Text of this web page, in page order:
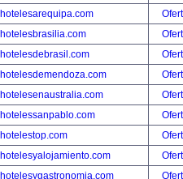
hotelesarequipa.com
hotelesbrasilia.com
hotelesdebrasil.com
hotelesdemendoza.com
hotelesenaustralia.com
hotelessanpablo.com
hotelestop.com
hotelesyalojamiento.com
hotelesygastronomia.com